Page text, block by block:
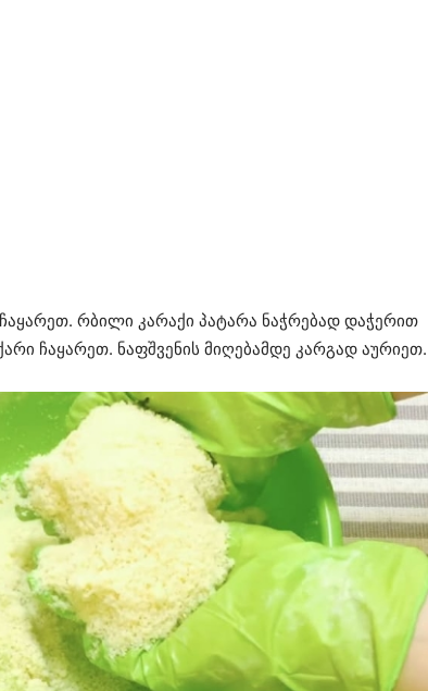
რბილი კარაქი პატარა ნაჭრებად დაჭერით
ჩაყარეთ. ნაფშვენის მიღებამდე კარგად აურიეთ.